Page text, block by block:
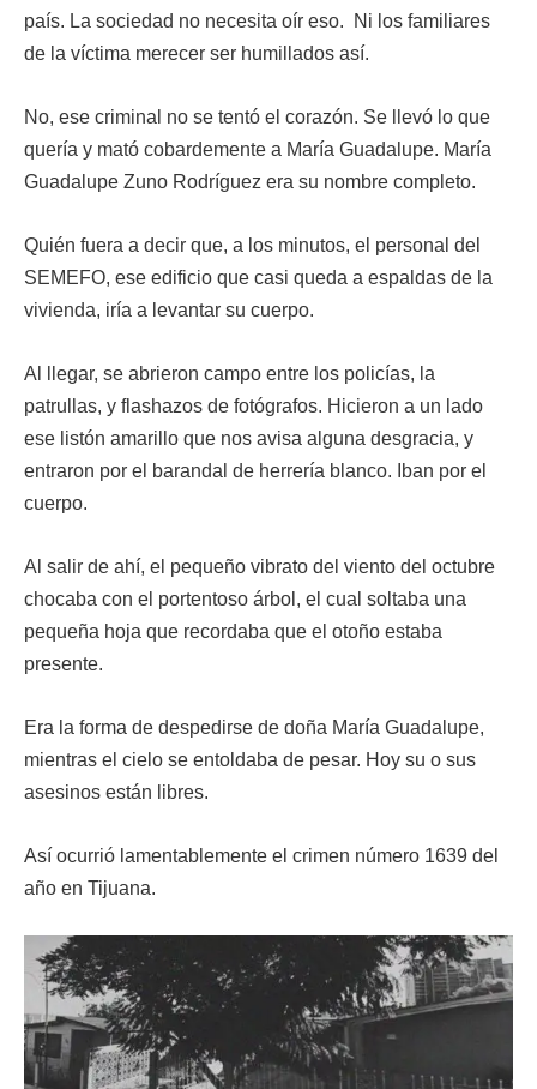
país. La sociedad no necesita oír eso. Ni los familiares
de la víctima merecer ser humillados así.
No, ese criminal no se tentó el corazón. Se llevó lo que
quería y mató cobardemente a María Guadalupe. María
Guadalupe Zuno Rodríguez era su nombre completo.
Quién fuera a decir que, a los minutos, el personal del
SEMEFO, ese edificio que casi queda a espaldas de la
vivienda, iría a levantar su cuerpo.
Al llegar, se abrieron campo entre los policías, la
patrullas, y flashazos de fotógrafos. Hicieron a un lado
ese listón amarillo que nos avisa alguna desgracia, y
entraron por el barandal de herrería blanco. Iban por el
cuerpo.
Al salir de ahí, el pequeño vibrato del viento del octubre
chocaba con el portentoso árbol, el cual soltaba una
pequeña hoja que recordaba que el otoño estaba
presente.
Era la forma de despedirse de doña María Guadalupe,
mientras el cielo se entoldaba de pesar. Hoy su o sus
asesinos están libres.
Así ocurrió lamentablemente el crimen número 1639 del
año en Tijuana.